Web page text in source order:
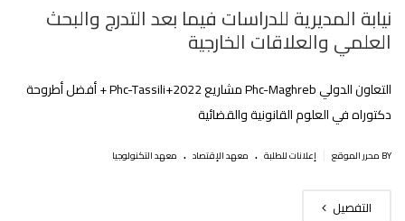
نيابة المديرية للدراسات فيما بعد التدرج والبحث
العلمي والعلاقات الخارجية
التعاون الدولي Phc-Maghreb مشاريع 2022+Phc-Tassili + أفضل أطروحة
دكتوراه في العلوم القانونية والقضائية
BY محرر الموقع إعلانات للطلبة . معهد الإقتصاد . معهد التكنولوجيا
التفصيل